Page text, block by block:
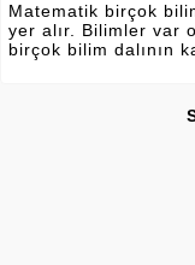
Matematik birçok
yer alır. Bilimler var
birçok bilim dalının